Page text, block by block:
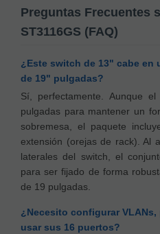
Preguntas Frecuentes
ST3116GS (FAQ)
¿Este switch de 13" cabe en
de 19" pulgadas?
Sí, perfectamente. Aunque
pulgadas para mantener un
sobremesa, el paquete
extensión (orejas de rack). Al
laterales del switch, el
para ser fijado de forma
de 19 pulgadas.
¿Necesito configurar
usar sus 16 puertos?